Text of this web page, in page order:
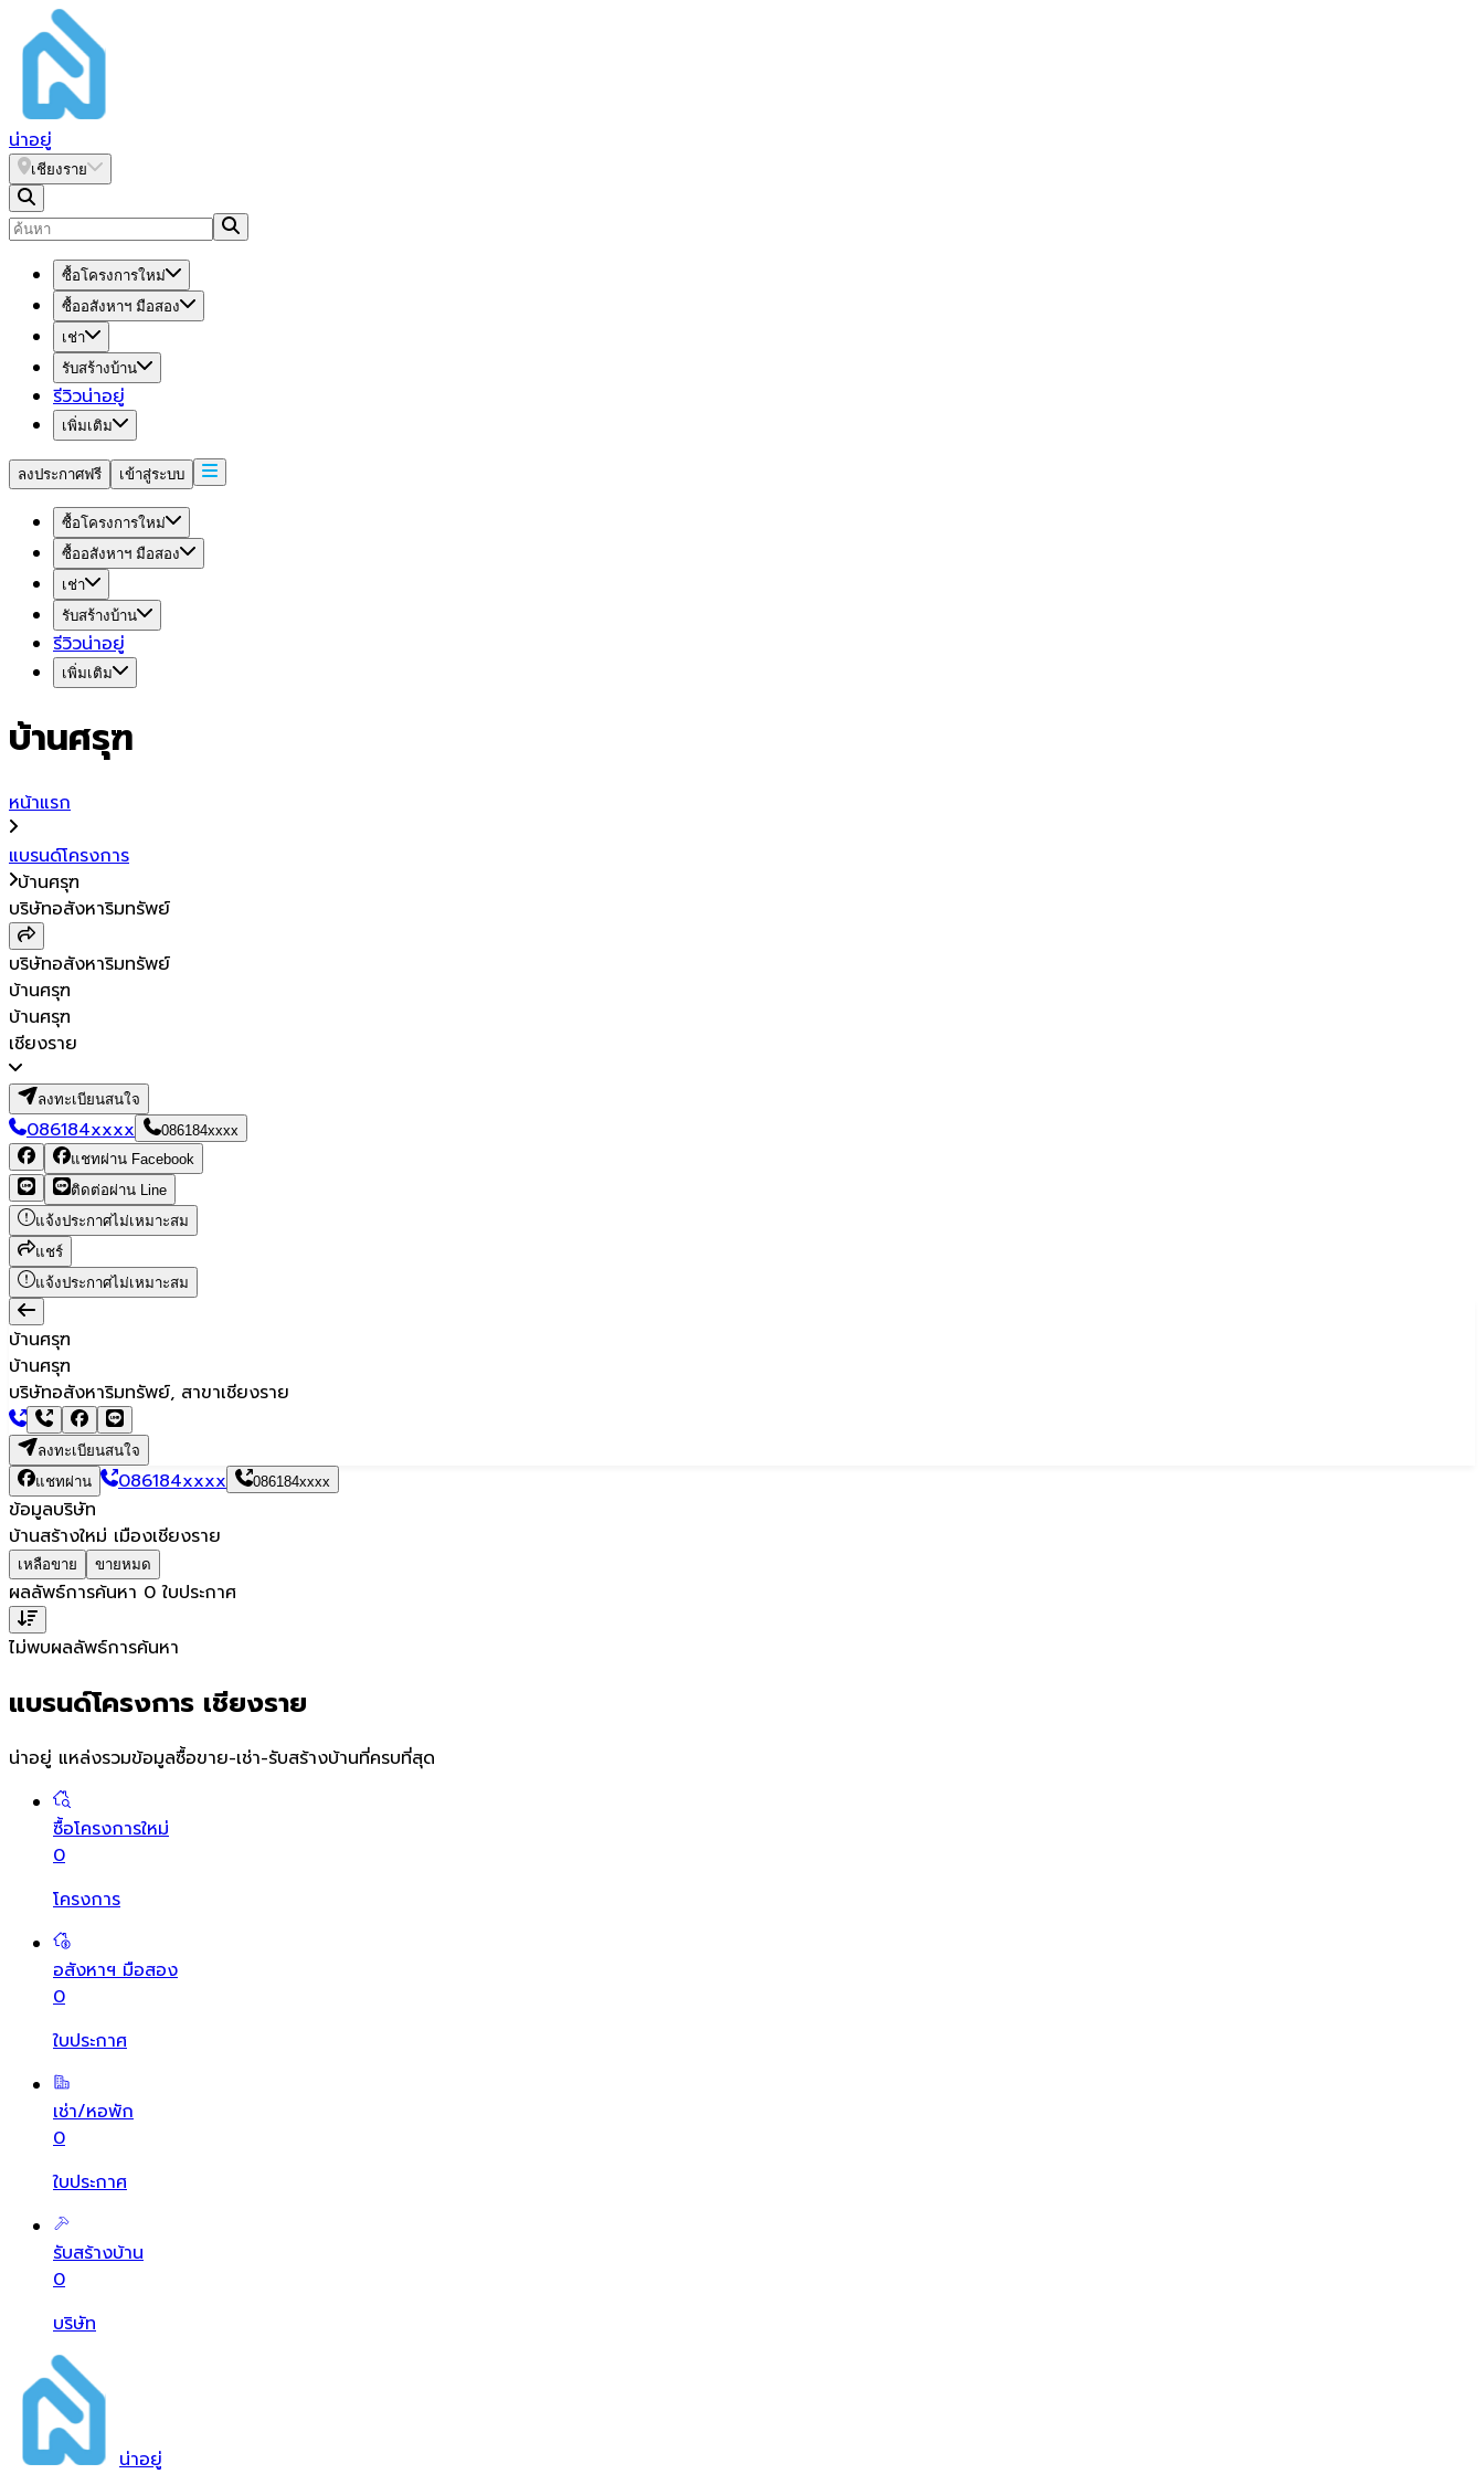
น่าอยู่
เชียงราย
ซื้อโครงการใหม่
ซื้ออสังหาฯ มือสอง
เช่า
รับสร้างบ้าน
รีวิวน่าอยู่
เพิ่มเติม
ลงประกาศฟรี เข้าสู่ระบบ
ซื้อโครงการใหม่
ซื้ออสังหาฯ มือสอง
เช่า
รับสร้างบ้าน
รีวิวน่าอยู่
เพิ่มเติม
บ้านศรุฑ
หน้าแรก
แบรนด์โครงการ
บ้านศรุฑ
บริษัทอสังหาริมทรัพย์
บริษัทอสังหาริมทรัพย์
บ้านศรุฑ
บ้านศรุฑ
เชียงราย
ลงทะเบียนสนใจ
086184xxxx
086184xxxx
แชทผ่าน Facebook
ติดต่อผ่าน Line
แจ้งประกาศไม่เหมาะสม
แชร์
แจ้งประกาศไม่เหมาะสม
บ้านศรุฑ
บ้านศรุฑ
บริษัทอสังหาริมทรัพย์, สาขาเชียงราย
ลงทะเบียนสนใจ
แชทผ่าน
086184xxxx 086184xxxx
ข้อมูลบริษัท
บ้านสร้างใหม่ เมืองเชียงราย
เหลือขาย ขายหมด
ผลลัพธ์การค้นหา 0 ใบประกาศ
ไม่พบผลลัพธ์การค้นหา
แบรนด์โครงการ เชียงราย
น่าอยู่ แหล่งรวมข้อมูลซื้อขาย-เช่า-รับสร้างบ้านที่ครบที่สุด
ซื้อโครงการใหม่
0
โครงการ
อสังหาฯ มือสอง
0
ใบประกาศ
เช่า/หอพัก
0
ใบประกาศ
รับสร้างบ้าน
0
บริษัท
น่าอยู่